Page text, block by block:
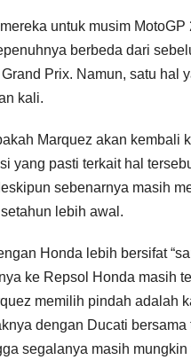
untuk musim MotoGP
berbeda dari
Prix. Namun, satu hal
kali.
Marquez akan kembali
yang pasti terkait hal
sebenarnya masih
lebih awal.
Honda lebih bersifat
ke Repsol Honda masih
memilih pindah adalah
dengan Ducati
segalanya masih